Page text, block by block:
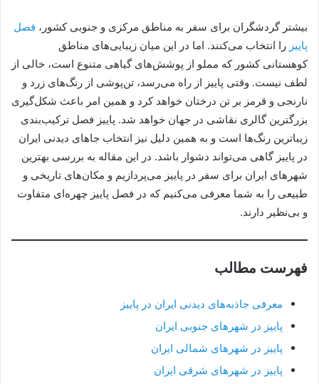
بیشتر گردشگران برای سفر به مناطق مرکزی و جنوبی کشور، فصل
پاییز را انتخاب می‌کنند. اما در این میان زیبایی‌های مناطق
کوهستانی کشور که مملو از پوشش‌های گیاهی متنوع است، خالی از
لطف نیست. وقتی پاییز از راه ‌می‌رسد، تن‌پوشی از رنگ‌های زرد و
نارنجی و قرمز بر تن درختان خواهد کرد و همین امر باعث شکل‌گیری
بزرگترین گالری نقاشی در جهان خواهد شد. پاییز فصل ترکیب‌بندی
زیباترین رنگ‌ها است و به همین دلیل نیز انتخاب جاهای دیدنی ایران
در پاییز گاهی می‌تواند دشوار باشد. در این مقاله به بررسی بهترین
شهرهای ایران برای سفر در پاییز می‌پردازیم و مکان‌های تاریخی و
طبیعی را به ‌شما معرفی می‌کنیم که در فصل پاییز چهره‌ای متفاوت
و بی‌نظیر دارند.
فهرست مطالب
معرفی جاذبه‌های دیدنی ایران در پاییز
پاییز در شهرهای جنوبی ایران
پاییز در شهرهای شمالی ایران
پاییز در شهرهای شرقی ایران